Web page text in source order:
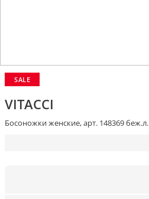
SALE
VITACCI
Босоножки женские, арт. 148369 беж.л.